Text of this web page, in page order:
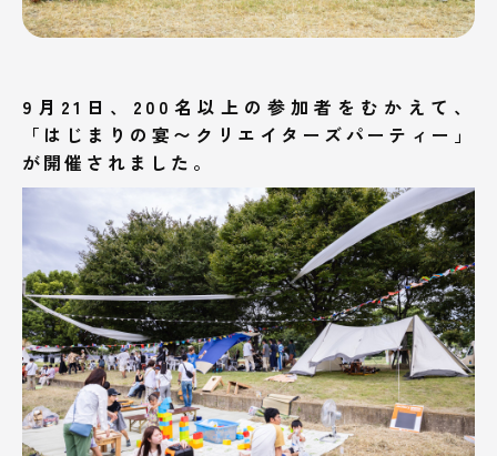
9月21日、200名以上の参加者をむかえて、
「はじまりの宴〜クリエイターズパーティー」
が開催されました。